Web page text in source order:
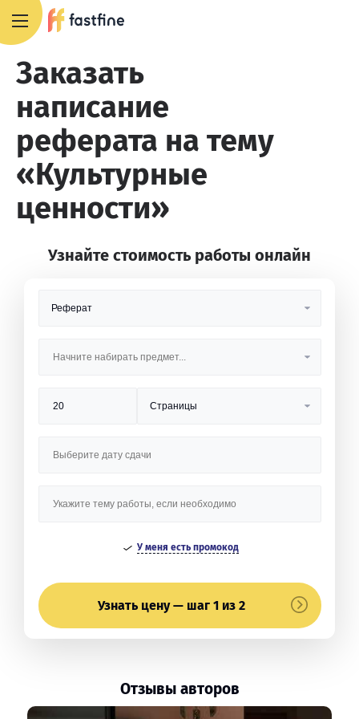
Заказать
написание
реферата на тему
«Культурные
ценности»
Узнайте стоимость работы онлайн
У меня есть промокод
Узнать цену — шаг 1 из 2
Отзывы авторов